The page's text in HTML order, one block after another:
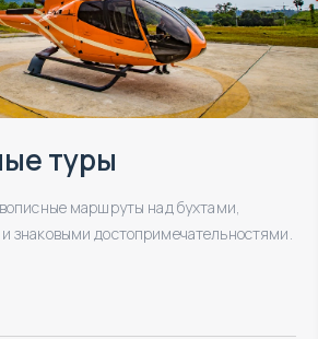
туры
маршруты над бухтами,
знаковыми достопримечательностями.